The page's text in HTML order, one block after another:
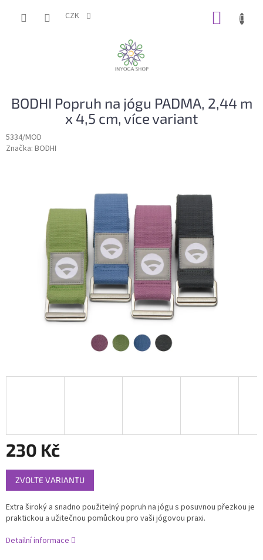
CZK
BODHI Popruh na jógu PADMA, 2,44 m
x 4,5 cm, více variant
5334/MOD
Značka: BODHI
230 Kč
Měrná
cena:
ZVOLTE VARIANTU
Extra široký a snadno použitelný popruh na jógu s posuvnou přezkou je
praktickou a užitečnou pomůckou pro vaši jógovou praxi.
Detailní informace